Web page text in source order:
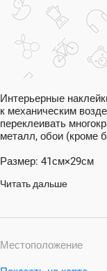
Интерьерные
к механическим
переклеивать
металл, обои (кроме
Размер: 41см×29см
Читать дальше
Местоположение